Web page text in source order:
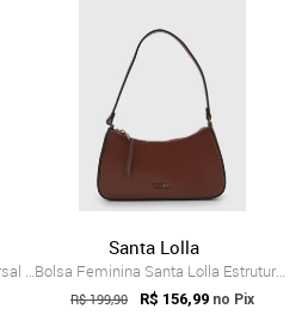
Bolsa Feminina Grande Transversal De Omb...
Santa Lolla
Bolsa Feminina Santa Lolla Estruturada Marrom
R$ 199,90 R$ 156,99 no Pix